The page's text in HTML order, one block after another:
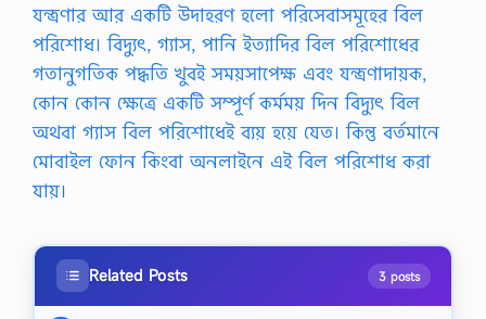
যন্ত্রণার আর একটি উদাহরণ হলাে পরিসেবাসমূহের বিল
পরিশােধ। বিদ্যুৎ, গ্যাস, পানি ইত্যাদির বিল পরিশােধের
গতানুগতিক পদ্ধতি খুবই সময়সাপেক্ষ এবং যন্ত্রণাদায়ক,
কোন কোন ক্ষেত্রে একটি সম্পূর্ণ কর্মময় দিন বিদ্যুৎ বিল
অথবা গ্যাস বিল পরিশােধেই ব্যয় হয়ে যেত। কিন্তু বর্তমানে
মােবাইল ফোন কিংবা অনলাইনে এই বিল পরিশােধ করা
যায়।
Related Posts 3 posts